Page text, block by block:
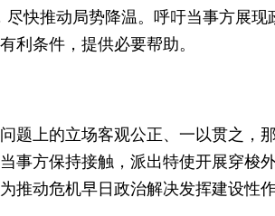
尽快推动局势降温。呼吁当事方展
利条件，提供必要帮助。
题上的立场客观公正、一以贯之，
事方保持接触，派出特使开展穿梭
推动危机早日政治解决发挥建设性